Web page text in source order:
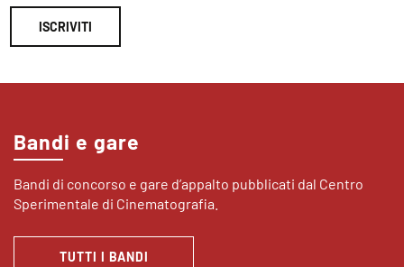
ISCRIVITI
Bandi e gare
Bandi di concorso e gare d’appalto pubblicati dal Centro
Sperimentale di Cinematografia.
TUTTI I BANDI